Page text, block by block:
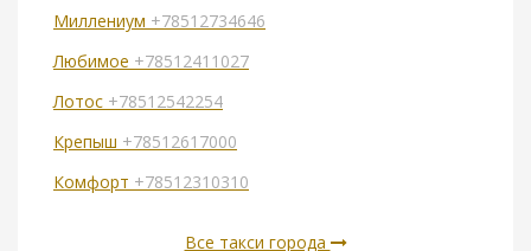
Миллениум +78512734646
Любимое +78512411027
Лотос +78512542254
Крепыш +78512617000
Комфорт +78512310310
Все такси города